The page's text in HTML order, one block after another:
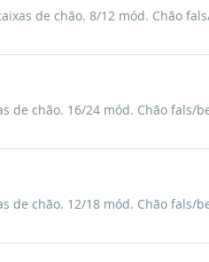
de chão. 8/12 mód. Chão
de chão. 16/24 mód. Chão fals/
de chão. 12/18 mód. Chão fals/